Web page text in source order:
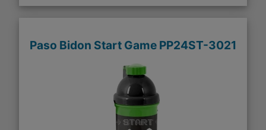
Paso Bidon Start Game PP24ST-3021